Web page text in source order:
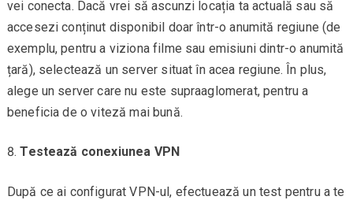
vei conecta. Dacă vrei să ascunzi locația ta actuală sau să
accesezi conținut disponibil doar într-o anumită regiune (de
exemplu, pentru a viziona filme sau emisiuni dintr-o anumită
țară), selectează un server situat în acea regiune. În plus,
alege un server care nu este supraaglomerat, pentru a
beneficia de o viteză mai bună.
Testează conexiunea VPN
După ce ai configurat VPN-ul, efectuează un test pentru a te